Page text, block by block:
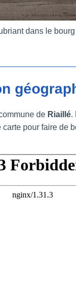
dans le
de Riaillé.
carte pour faire de